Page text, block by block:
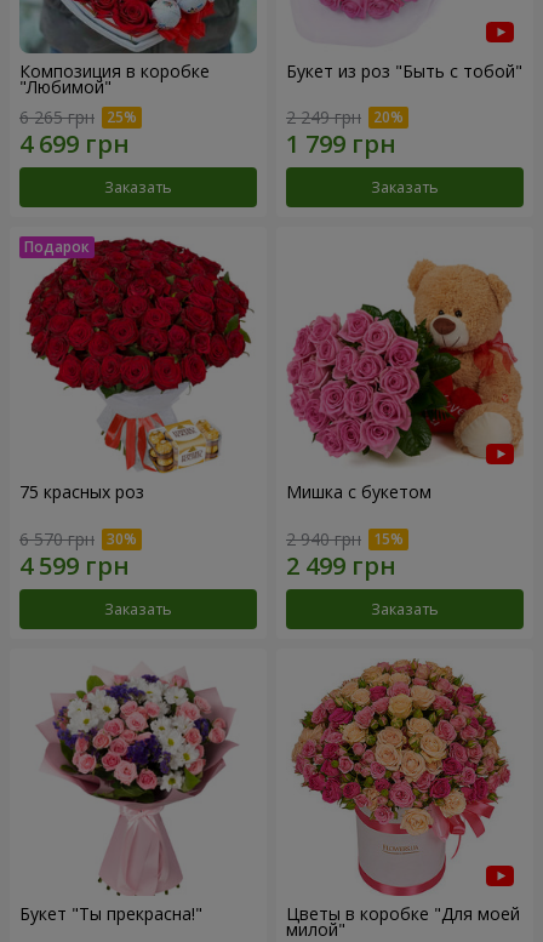
Композиция в коробке
"Любимой"
6 265 грн
Заказать
Букет из роз "Быть с тобой"
2 249 грн
Заказать
75 красных роз
6 570 грн
Заказать
Мишка с букетом
2 940 грн
Заказать
Букет "Ты прекрасна!" Цветы в коробке "Для моей
милой"